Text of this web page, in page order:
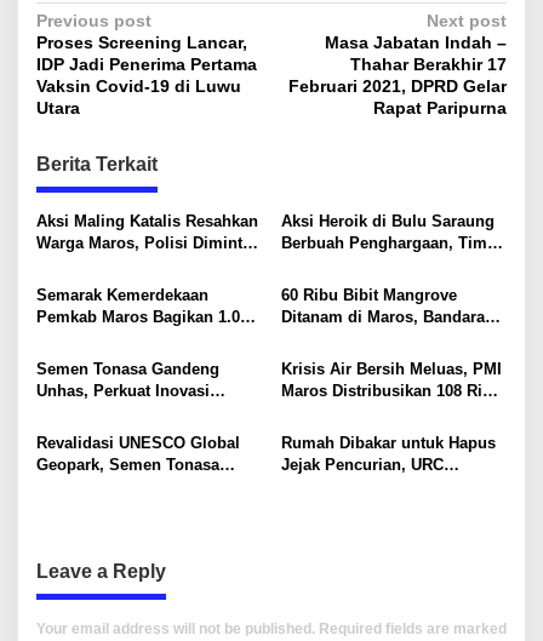
P
o
s
n
a
v
g
a
t
i
o
n
Previous post
Proses Screening Lancar,
IDP Jadi Penerima Pertama
Vaksin Covid-19 di Luwu
Utara
Next post
Masa Jabatan Indah –
Thahar Berakhir 17
Februari 2021, DPRD Gelar
Rapat Paripurna
Berita Terkait
Aksi Maling Katalis Resahkan
Warga Maros, Polisi Diminta
Aksi Heroik di Bulu Saraung
Berbuah Penghargaan, Tim
Diapresiasi Basarnas
Semarak Kemerdekaan
Pemkab Maros Bagikan 1.000
Warga
60 Ribu Bibit Mangrove
Ditanam di Maros, Bandara
Konservasi Pesisir
Semen Tonasa Gandeng
Unhas, Perkuat Inovasi
Berkelanjutan
Krisis Air Bersih Meluas, PMI
Maros Distribusikan 108 Ribu
Revalidasi UNESCO Global
Geopark, Semen Tonasa
Rumah Dibakar untuk Hapus
Jejak Pencurian, URC
Leave a Reply
Your email address will not be published. Required fields are marked